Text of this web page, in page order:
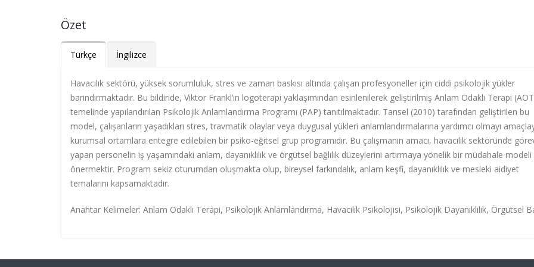
Özet
Türkçe İngilizce
Havacılık sektörü, yüksek sorumluluk, stres ve zaman baskısı altında çalışan profesyoneller için ciddi psikolojik yükler
barındırmaktadır. Bu bildiride, Viktor Frankl’ın logoterapi yaklaşımından esinlenilerek geliştirilmiş Anlam Odaklı Terapi
temelinde yapılandırılan Psikolojik Anlamlandırma Programı (PAP) tanıtılmaktadır. Tansel (2010) tarafından geliştirilen bu
model, çalışanların yaşadıkları stres, travmatik olaylar veya duygusal yükleri anlamlandırmalarına yardımcı olmayı
kurumsal ortamlara entegre edilebilen bir psiko-eğitsel grup programıdır. Bu çalışmanın amacı, havacılık sektöründe
yapan personelin iş yaşamındaki anlam, dayanıklılık ve örgütsel bağlılık düzeylerini artırmaya yönelik bir müdahale modeli
önermektir. Program sekiz oturumdan oluşmakta olup, bireysel farkındalık, anlam keşfi, dayanıklılık ve mesleki aidiyet
temalarını kapsamaktadır.
Anahtar Kelimeler: Anlam Odaklı Terapi, Psikolojik Anlamlandırma, Havacılık Psikolojisi, Psikolojik Dayanıklılık, Örgütsel